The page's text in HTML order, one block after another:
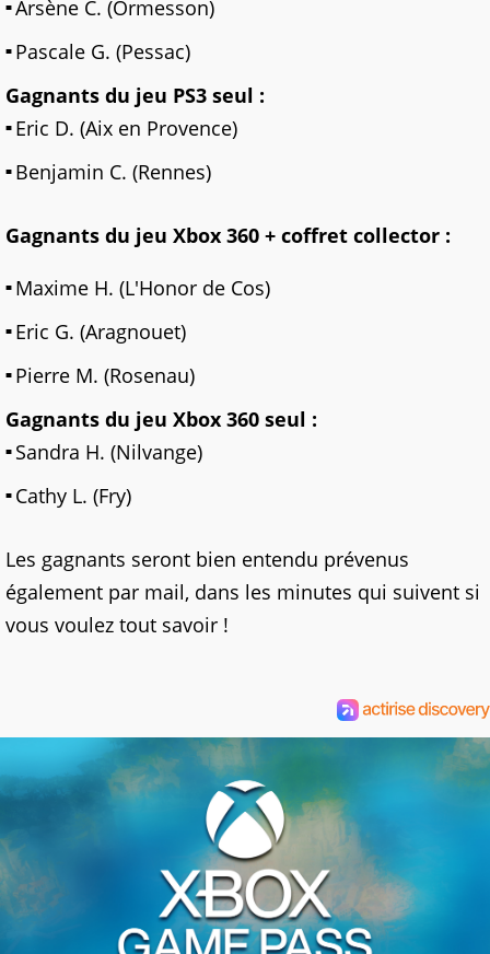
Arsène C. (Ormesson)
Pascale G. (Pessac)
Gagnants du jeu PS3 seul :
Eric D. (Aix en Provence)
Benjamin C. (Rennes)
Gagnants du jeu Xbox 360 + coffret collector :
Maxime H. (L'Honor de Cos)
Eric G. (Aragnouet)
Pierre M. (Rosenau)
Gagnants du jeu Xbox 360 seul :
Sandra H. (Nilvange)
Cathy L. (Fry)
Les gagnants seront bien entendu prévenus
également par mail, dans les minutes qui suivent si
vous voulez tout savoir !